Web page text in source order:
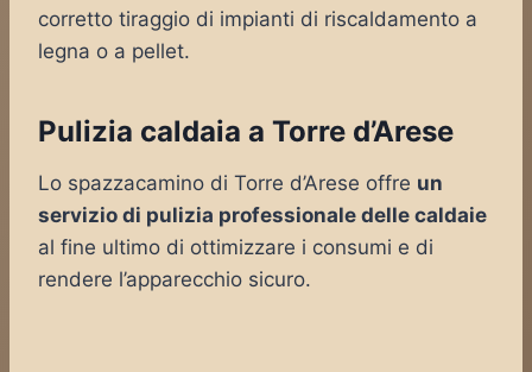
corretto tiraggio di impianti di riscaldamento a
legna o a pellet.
Pulizia caldaia a Torre d’Arese
Lo spazzacamino di Torre d’Arese offre un
servizio di pulizia professionale delle caldaie
al fine ultimo di ottimizzare i consumi e di
rendere l’apparecchio sicuro.